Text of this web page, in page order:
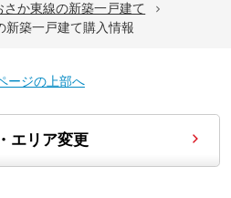
さか東線の新築一戸建て
新築一戸建て購入情報
ージの上部へ
エリア変更